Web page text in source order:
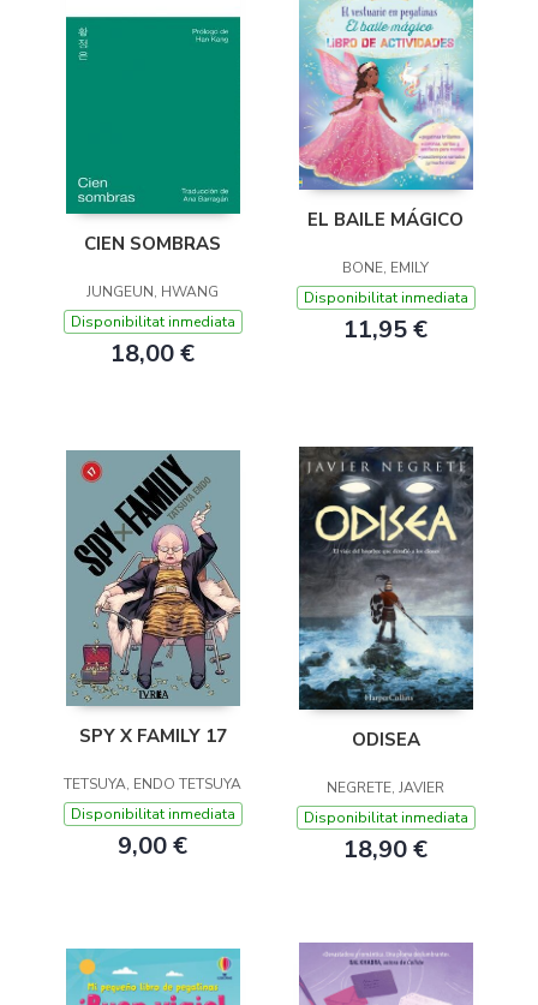
CIEN SOMBRAS
JUNGEUN, HWANG
Disponibilitat inmediata
18,00 €
EL BAILE MÁGICO
BONE, EMILY
Disponibilitat inmediata
11,95 €
SPY X FAMILY 17
TETSUYA, ENDO TETSUYA
Disponibilitat inmediata
9,00 €
ODISEA
NEGRETE, JAVIER
Disponibilitat inmediata
18,90 €